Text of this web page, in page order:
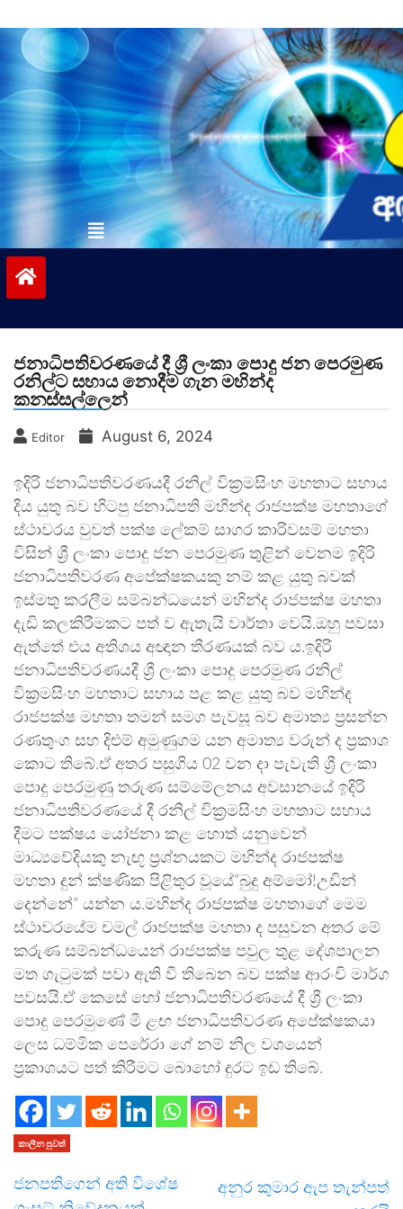
to
contentvinivida.lk
ජනාධිපතිවරණයේ දී ශ්‍රී ලංකා පොදු ජන පෙරමුණ
රනිල්ට සහාය නොදීම ගැන මහින්ද
කනස්සල්ලෙන්
Editor August 6, 2024
ඉදිරි ජනාධිපතිවරණයදී රනිල් වික්‍රමසිංහ මහතාට සහාය
දිය යුතු බව හිටපු ජනාධිපති මහින්ද රාජපක්ෂ මහතාගේ
ස්ථාවරය වුවත් පක්ෂ ලේකම් සාගර කාරිවසම් මහතා
විසින් ශ්‍රී ලංකා පොදු ජන පෙරමුණ තුළින් වෙනම ඉදිරි
ජනාධිපතිවරණ අපේක්ෂකයකු නම් කළ යුතු බවක්
ඉස්මතු කරලීම සම්බන්ධයෙන් මහින්ද රාජපක්ෂ මහතා
දැඩි කලකිරීමකට පත් ව ඇතැයි වාර්තා වෙයි.ඔහු පවසා
ඇත්තේ එය අතිශය අඥාන තීරණයක් බව ය.ඉදිරි
ජනාධිපතිවරණයදී ශ්‍රී ලංකා පොදු පෙරමුණ රනිල්
වික්‍රමසිංහ මහතාට සහාය පළ කළ යුතු බව මහින්ද
රාජපක්ෂ මහතා තමන් සමග පැවසූ බව අමාත්‍ය ප්‍රසන්න
රණතුංග සහ දිළුම් අමුණුගම යන අමාත්‍ය වරුන් ද ප්‍රකාශ
කොට තිබේ.ඒ අතර පසුගිය 02 වන දා පැවැති ශ්‍රී ලංකා
පොදු පෙරමුණු තරුණ සම්මේලනය අවසානයේ ඉදිරි
ජනාධිපතිවරණයේ දී රනිල් වික්‍රමසිංහ මහතාට සහාය
දීමට පක්ෂය යෝජනා කළ හොත් යනුවෙන්
මාධ්‍යවේදියකු නැඟූ ප්‍රශ්නයකට මහින්ද රාජපක්ෂ
මහතා දුන් ක්ෂණික පිළිතුර වූයේ”බුදු අම්මෝ!උඩින්
දෙන්නේ” යන්න ය.මහින්ද රාජපක්ෂ මහතාගේ මෙම
ස්ථාවරයේම චමල් රාජපක්ෂ මහතා ද පසුවන අතර මේ
කරුණ සම්බන්ධයෙන් රාජපක්ෂ පවුල තුළ දේශපාලන
මත ගැටුමක් පවා ඇති වී තිබෙන බව පක්ෂ ආරංචි මාර්ග
පවසයි.ඒ කෙසේ හෝ ජනාධිපතිවරණයේ දී ශ්‍රී ලංකා
පොදු පෙරමුණේ මී ළඟ ජනාධිපතිවරණ අපේක්ෂකයා
ලෙස ධම්මික පෙරේරා ගේ නම් නිල වශයෙන්
ප්‍රකාශයට පත් කිරීමට බොහෝ දුරට ඉඩ තිබේ.
කාලීන පුවත්
ජනපතිගෙන් අති විශේෂ
අනුර කුමාර ඇප තැන්පත්